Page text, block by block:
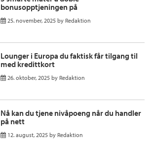
bonusopptjeningen på
25. november, 2025 by Redaktion
Lounger i Europa du faktisk får tilgang til
med kredittkort
26. oktober, 2025 by Redaktion
Nå kan du tjene nivåpoeng når du handler
på nett
12. august, 2025 by Redaktion